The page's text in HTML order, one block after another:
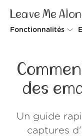
Leave Me
Fonctionnalités
Spam
Ne pas
des
Un guide
captures